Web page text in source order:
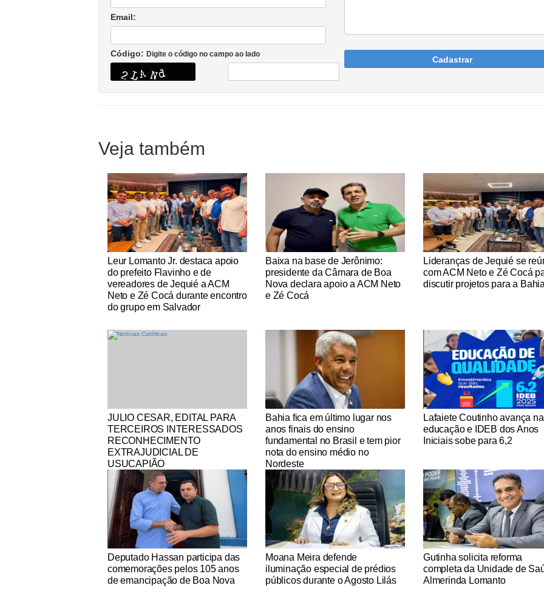
Email:
Código: Digite o código no campo ao lado
Cadastrar
Veja também
Notícias Católicas
Leur Lomanto Jr. destaca apoio
do prefeito Flavinho e de
vereadores de Jequié a ACM
Neto e Zé Cocá durante encontro
do grupo em Salvador
Notícias Católicas
Baixa na base de Jerônimo:
presidente da Câmara de Boa
Nova declara apoio a ACM Neto
e Zé Cocá
Notícias Católicas
Lideranças de Jequié se
com ACM Neto e Zé Cocá
discutir projetos para a
Notícias Católicas
JULIO CESAR, EDITAL PARA
TERCEIROS INTERESSADOS
RECONHECIMENTO
EXTRAJUDICIAL DE
USUCAPIÃO
Notícias Católicas
Bahia fica em último lugar nos
anos finais do ensino
fundamental no Brasil e tem pior
nota do ensino médio no
Nordeste
Notícias Católicas
Lafaiete Coutinho avança na
educação e IDEB dos Anos
Iniciais sobe para 6,2
Notícias Católicas
Deputado Hassan participa das
comemorações pelos 105 anos
de emancipação de Boa Nova
Notícias Católicas
Moana Meira defende
iluminação especial de prédios
públicos durante o Agosto Lilás
Notícias Católicas
Gutinha solicita reforma
completa da Unidade de
Almerinda Lomanto